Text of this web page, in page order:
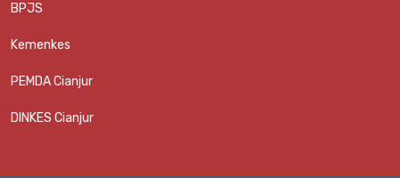
BPJS
Kemenkes
PEMDA Cianjur
DINKES Cianjur